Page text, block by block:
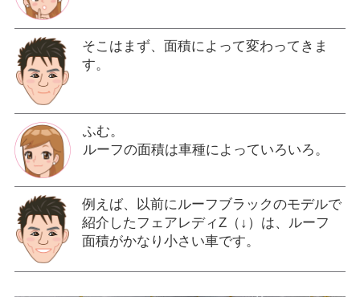
そこはまず、面積によって変わってきま
す。
ふむ。
ルーフの面積は車種によっていろいろ。
例えば、以前にルーフブラックのモデルで
紹介したフェアレディZ（↓）は、ルーフ
面積がかなり小さい車です。